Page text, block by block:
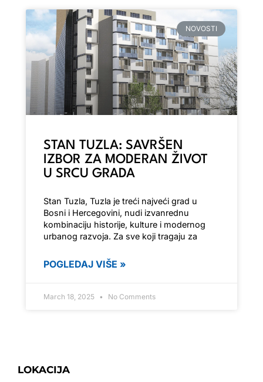
NOVOSTI
STAN TUZLA: SAVRŠEN
IZBOR ZA MODERAN ŽIVOT
U SRCU GRADA
Stan Tuzla, Tuzla je treći najveći grad u
Bosni i Hercegovini, nudi izvanrednu
kombinaciju historije, kulture i modernog
urbanog razvoja. Za sve koji tragaju za
POGLEDAJ VIŠE »
March 18, 2025 No Comments
LOKACIJA